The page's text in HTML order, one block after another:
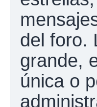
del foro.
grande,
única o